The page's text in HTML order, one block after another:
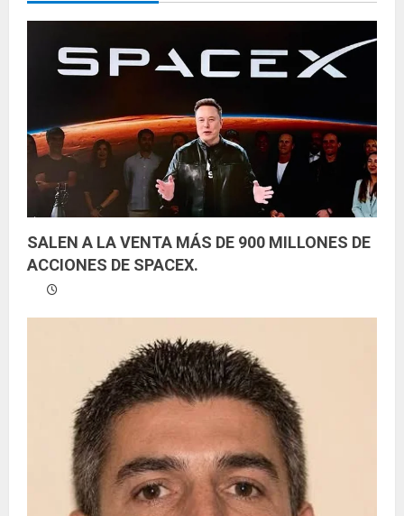
y
d
o
SALEN A LA VENTA MÁS DE 900 MILLONES DE
ACCIONES DE SPACEX.